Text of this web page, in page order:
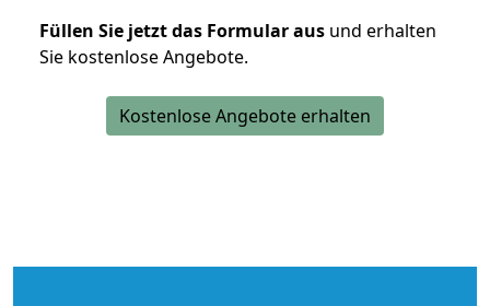
Füllen Sie jetzt das Formular aus und erhalten
Sie kostenlose Angebote.
Kostenlose Angebote erhalten